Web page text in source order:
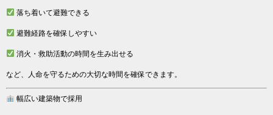
落ち着いて避難できる
避難経路を確保しやすい
消火・救助活動の時間を生み出せる
など、人命を守るための大切な時間を確保できます。
幅広い建築物で採用